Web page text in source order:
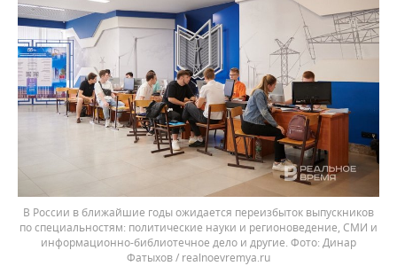
В России в ближайшие годы ожидается переизбыток выпускников
по специальностям: политические науки и регионоведение, СМИ и
информационно-библиотечное дело и другие.
Динар
Фатыхов / realnoevremya.ru